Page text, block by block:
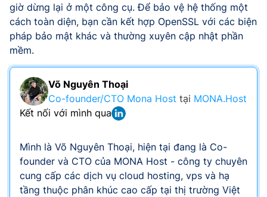
giờ dừng lại ở một công cụ. Để bảo vệ hệ thống một
cách toàn diện, bạn cần kết hợp OpenSSL với các biện
pháp bảo mật khác và thường xuyên cập nhật phần
mềm.
Võ Nguyên Thoại
Co-founder/CTO Mona Host tại MONA.Host
Kết nối với mình qua
Mình là Võ Nguyên Thoại, hiện tại đang là Co-
founder và CTO của MONA Host - công ty chuyên
cung cấp các dịch vụ cloud hosting, vps và hạ
tầng thuộc phân khúc cao cấp tại thị trường Việt